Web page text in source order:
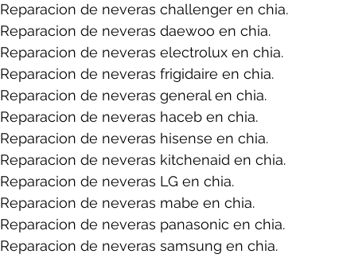
Reparacion de neveras challenger en chia.
Reparacion de neveras daewoo en chia.
Reparacion de neveras electrolux en chia.
Reparacion de neveras frigidaire en chia.
Reparacion de neveras general en chia.
Reparacion de neveras haceb en chia.
Reparacion de neveras hisense en chia.
Reparacion de neveras kitchenaid en chia.
Reparacion de neveras LG en chia.
Reparacion de neveras mabe en chia.
Reparacion de neveras panasonic en chia.
Reparacion de neveras samsung en chia.